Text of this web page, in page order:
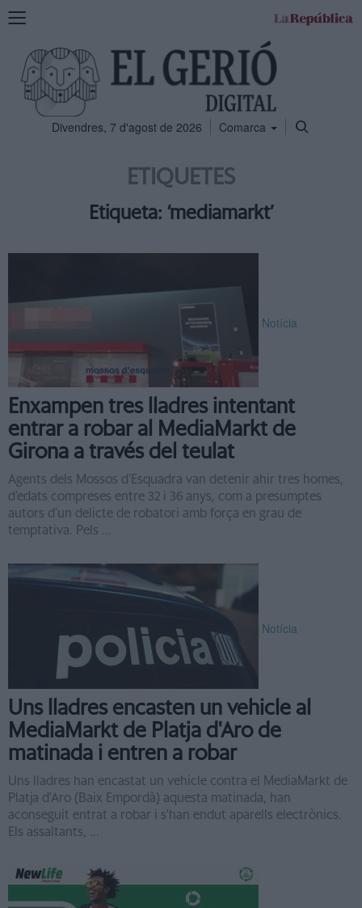
Mostra
navegació
Divendres, 7 d'agost de 2026 Comarca
ETIQUETES
Etiqueta: ‘mediamarkt’
Notícia
Enxampen tres lladres intentant
entrar a robar al MediaMarkt de
Girona a través del teulat
Agents dels Mossos d’Esquadra van detenir ahir tres homes,
d’edats compreses entre 32 i 36 anys, com a presumptes
autors d’un delicte de robatori amb força en grau de
temptativa. Pels ...
Notícia
Uns lladres encasten un vehicle al
MediaMarkt de Platja d'Aro de
matinada i entren a robar
Uns lladres han encastat un vehicle contra el MediaMarkt de
Platja d'Aro (Baix Empordà) aquesta matinada, han
aconseguit entrat a robar i s'han endut aparells electrònics.
Els assaltants, ...